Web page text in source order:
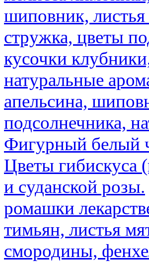
шиповник, листья
стружка, цветы
кусочки
натуральные
апельсина,
подсолнечника,
Фигурный белый
Цветы гибискуса
и суданской розы.
ромашки
тимьян, листья
смородины,